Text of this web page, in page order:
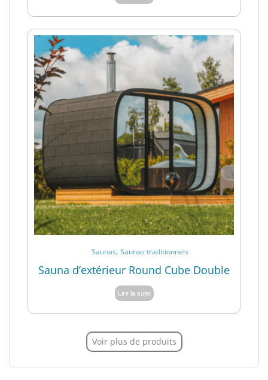
Saunas, Saunas traditionnels
Sauna d’extérieur Round Cube Double
Lire la suite
Voir plus de produits